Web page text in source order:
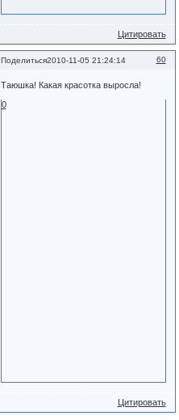
Цитировать
Поделиться 60
2010-11-05 21:24:14
Таюшка! Какая красотка выросла!
0
Цитировать